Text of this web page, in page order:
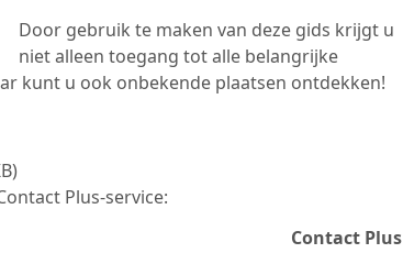
Door gebruik te maken van deze gids krijgt u
niet alleen toegang tot alle belangrijke
kunt u ook onbekende plaatsen ontdekken!
Plus-service:
Contact Plus